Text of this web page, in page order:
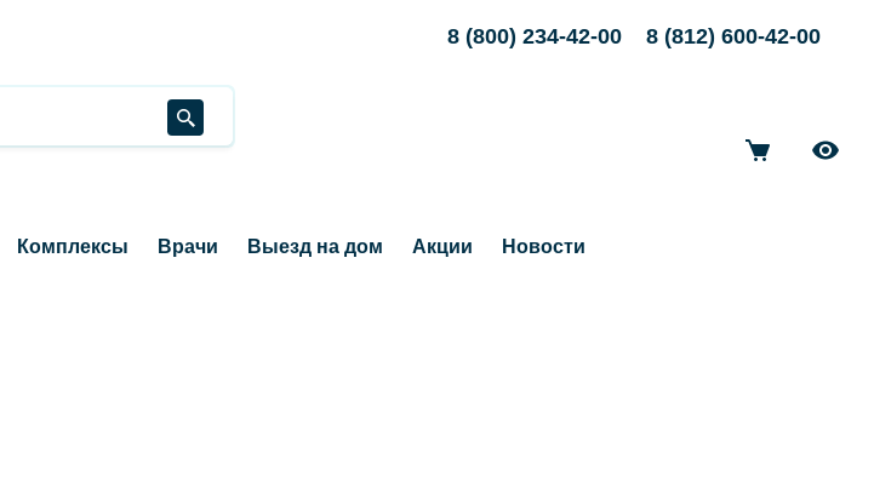
8 (800) 234-42-00 8 (812) 600-42-00
Комплексы Врачи Выезд на дом Акции Новости